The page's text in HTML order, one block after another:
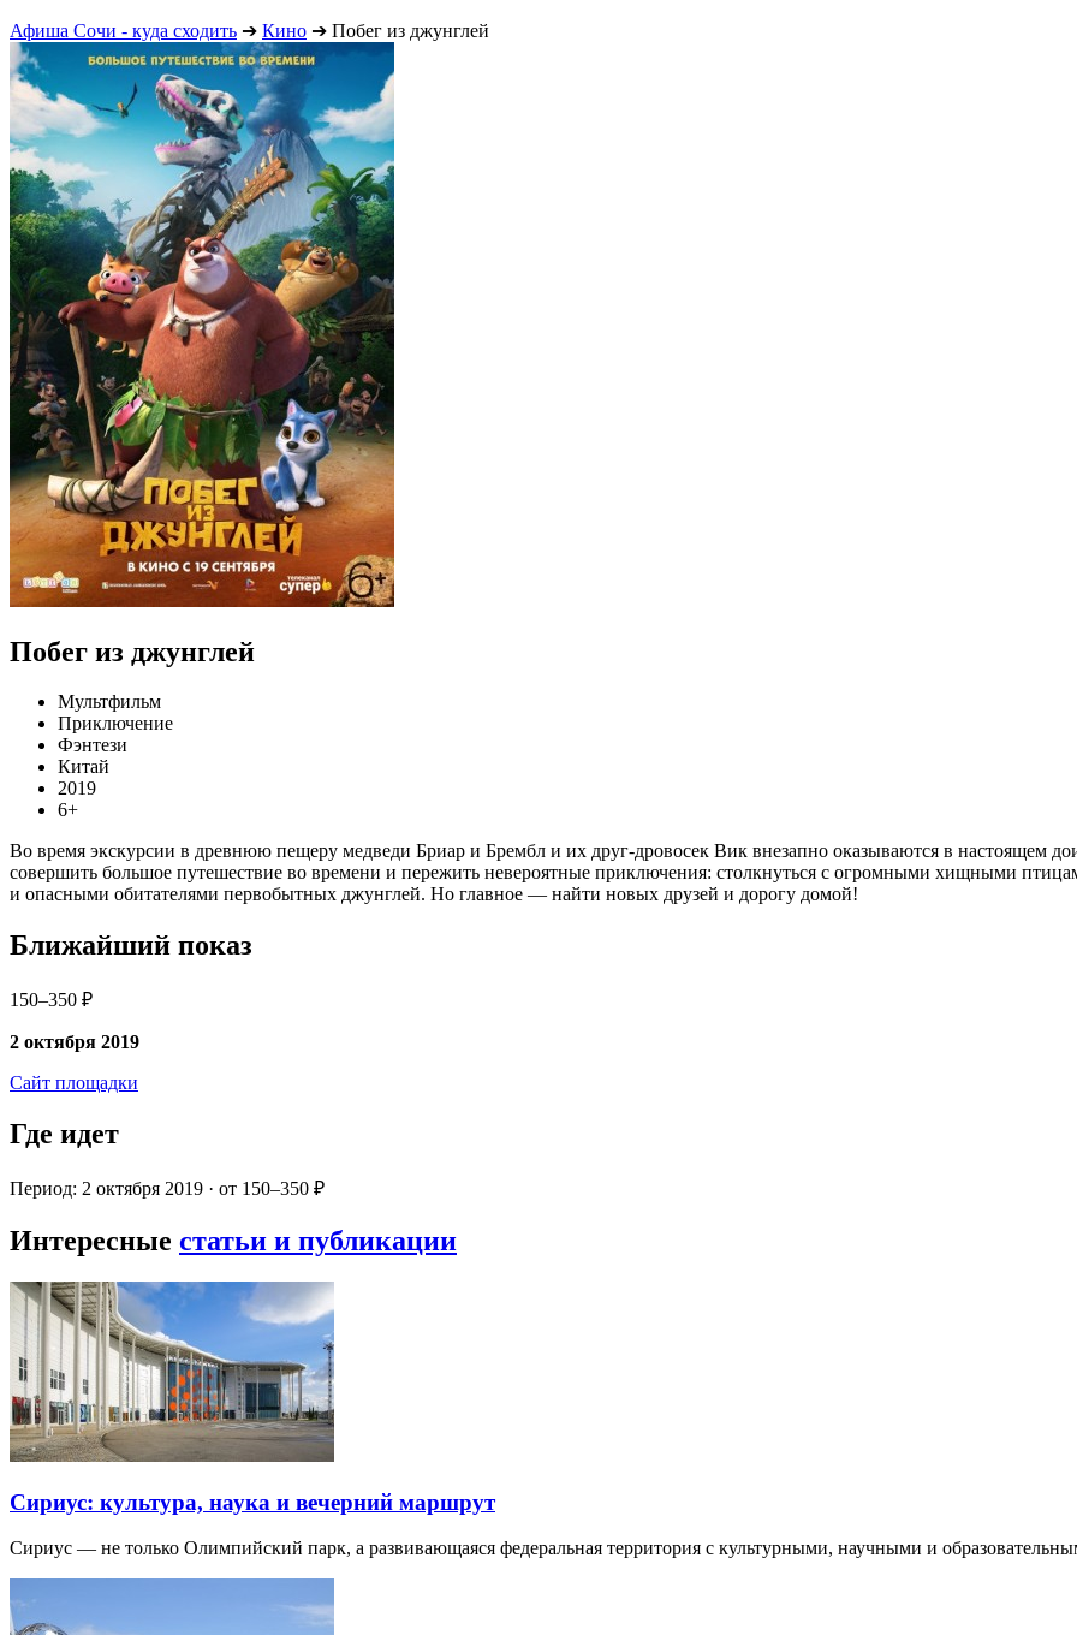
Афиша Сочи - куда сходить ➔ Кино ➔ Побег из джунглей
Побег из джунглей
Мультфильм
Приключение
Фэнтези
Китай
2019
6+
Во время экскурсии в древнюю пещеру медведи Бриар и Брембл и их друг-дровосек Вик внезапно оказываются в настоящем
совершить большое путешествие во времени и пережить невероятные приключения: столкнуться с огромными хищными
и опасными обитателями первобытных джунглей. Но главное — найти новых друзей и дорогу домой!
Ближайший показ
150–350 ₽
2 октября 2019
Сайт площадки
Где идет
Период: 2 октября 2019 · от 150–350 ₽
Интересные статьи и публикации
Сириус: культура, наука и вечерний маршрут
Сириус — не только Олимпийский парк, а развивающаяся федеральная территория с культурными, научными и